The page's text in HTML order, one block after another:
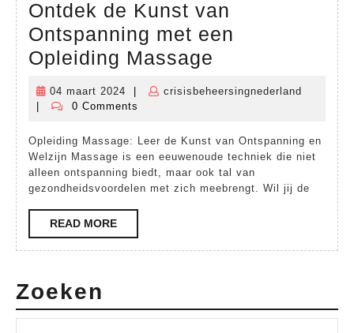
Ontdek de Kunst van
Ontspanning met een
Opleiding Massage
Kunst
Ontspanning
met
een
Massage
04 maart 2024
04
maart
crisisbeheersingnederland
0 Comments
Opleiding Massage: Leer de Kunst van Ontspanning en
Welzijn Massage is een eeuwenoude techniek die niet
alleen ontspanning biedt, maar ook tal van
gezondheidsvoordelen met zich meebrengt. Wil jij de
READ MOREREAD
MORE
Zoeken